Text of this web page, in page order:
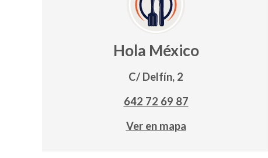
Hola México
C/ Delfín, 2
642 72 69 87
Ver en mapa